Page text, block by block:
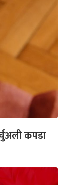
कपडा